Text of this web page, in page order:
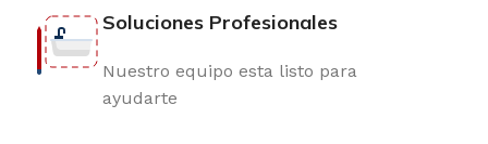
Soluciones Profesionales
Nuestro equipo esta listo para
ayudarte